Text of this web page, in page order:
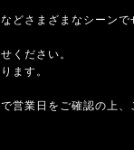
どさまざまなシーンで
ください。
ます。
営業日をご確認の上、